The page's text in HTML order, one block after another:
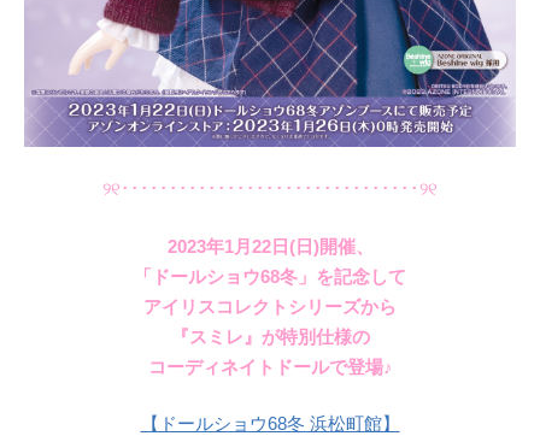
୨୧･･･････････････････････････････୨୧
2023年1月22日(日)開催、
「ドールショウ68冬」を記念して
アイリスコレクトシリーズから
『スミレ』が特別仕様の
コーディネイトドールで登場♪
【ドールショウ68冬 浜松町館】